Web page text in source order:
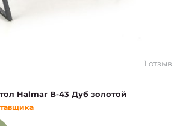
1 отзыв
Halmar B-43 Дуб золотой